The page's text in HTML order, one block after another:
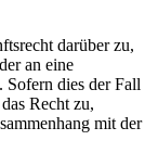
darüber zu,
an eine
dies der Fall
Recht zu,
mit der